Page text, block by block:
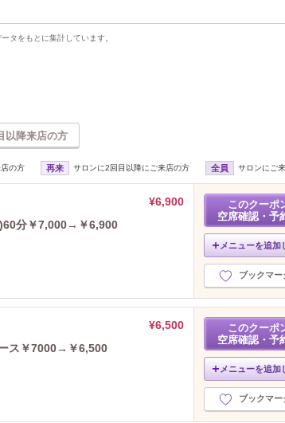
タをもとに集計しています。
以降来店の方
の方 再来 サロンに2回目以降にご来店の方 全員 サロンにご
¥6,900
)60分￥7,000→￥6,900
このクーポ
空席確認・予
メニューを追加
ブックマー
¥6,500
ス￥7000→￥6,500
このクーポ
空席確認・予
メニューを追加
ブックマー